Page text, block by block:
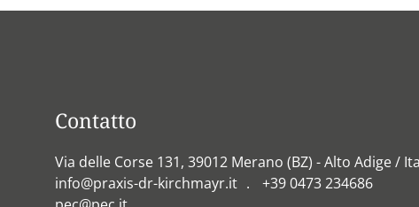
Contatto
Via delle Corse 131, 39012 Merano (BZ) - Alto Adige /
info@praxis-dr-kirchmayr.it
+39 0473 234686